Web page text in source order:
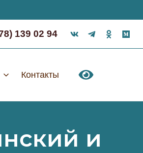
139 02 94
Контакты
и